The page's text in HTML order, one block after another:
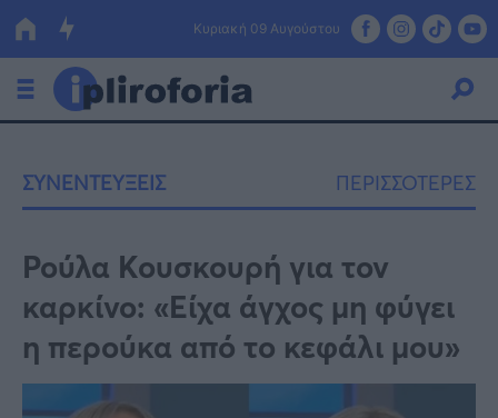
Κυριακή 09 Αυγούστου
Οικονομία
Πολιτική
Τράπεζες
Επιδοτήσεις
ΕΣΠΑ
Κόσμος
Lifestyle
ΣΥΝΕΝΤΕΥΞΕΙΣ ΠΕΡΙΣΣΟΤΕΡΕΣ
Ρούλα Κουσκουρή για τον
καρκίνο: «Είχα άγχος μη φύγει
η περούκα από το κεφάλι μου»